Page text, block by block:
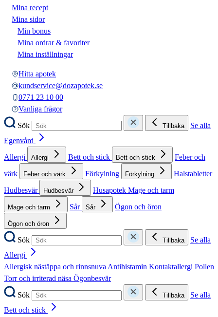
Mina recept
Mina sidor
Min bonus
Mina ordrar & favoriter
Mina inställningar
Hitta apotek
kundservice@dozapotek.se
0771 23 10 00
Vanliga frågor
Sök
Tillbaka
Se alla
Egenvård
Allergi
Allergi Bett och stick Bett och stick
Feber och
värk
Feber och värk Förkylning Förkylning
Halstabletter
Hudbesvär
Hudbesvär Husapotek Mage och tarm
Mage och tarm Sår Sår Ögon och öron
Ögon och öron
Sök Tillbaka
Se alla
Allergi
Allergisk nästäppa och rinnsnuvaAntihistamin Kontaktallergi Pollen
Torr och irriterad näsa Ögonbesvär
Sök
Tillbaka
Se alla
Bett och stick